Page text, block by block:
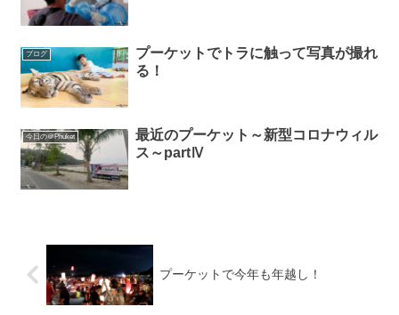
ブログ
プーケットでトラに触って写真が撮れ
る！
今日の＠Phuket
最近のプーケット～新型コロナウィル
ス～partⅣ
プーケットで今年も年越し！